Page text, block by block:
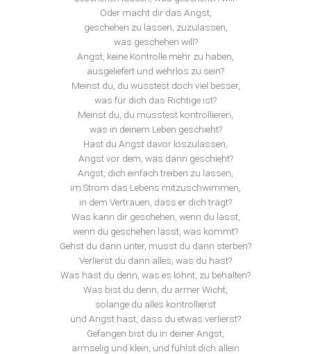
Oder macht dir das Angst,
geschehen zu lassen, zuzulassen,
was geschehen will?
Angst, keine Kontrolle mehr zu haben,
ausgeliefert und wehrlos zu sein?
Meinst du, du wüsstest doch viel besser,
was für dich das Richtige ist?
Meinst du, du müsstest kontrollieren,
was in deinem Leben geschieht?
Hast du Angst davor loszulassen,
Angst vor dem, was dann geschieht?
Angst, dich einfach treiben zu lassen,
im Strom das Lebens mitzuschwimmen,
in dem Vertrauen, dass er dich trägt?
Was kann dir geschehen, wenn du lässt,
wenn du geschehen lässt, was kommt?
Gehst du dann unter, musst du dann sterben?
Verlierst du dann alles, was du hast?
Was hast du denn, was es lohnt, zu behalten?
Was bist du denn, du armer Wicht,
solange du alles kontrollierst
und Angst hast, dass du etwas verlierst?
Gefangen bist du in deiner Angst,
armselig und klein, und fühlst dich allein